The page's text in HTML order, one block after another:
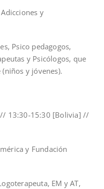
y
Psico pedagogos,
y Psicólogos, que
y jóvenes).
13:30-15:30 [Bolivia] //
y Fundación
EM y AT,